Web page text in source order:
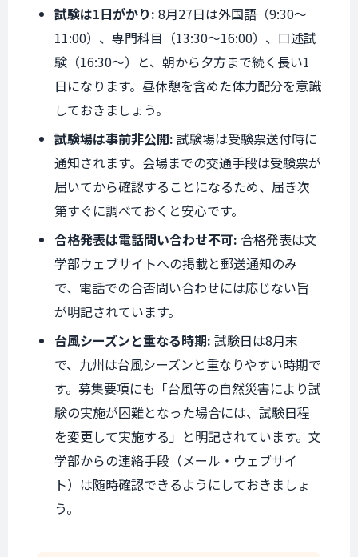
試験は1日がかり: 8月27日は外国語（9:30〜
11:00）、専門科目（13:30〜16:00）、口述試
験（16:30〜）と、朝から夕方まで続く長い1
日になります。昼休憩を含めた体力配分を意識
しておきましょう。
試験場は事前非公開: 試験場は受験票送付時に
通知されます。会場までの交通手段は受験票が
届いてから確認することになるため、届き次
第すぐに調べておくと安心です。
合格発表は電話問い合わせ不可: 合格発表は文
学部ウェブサイトへの掲載と郵送通知のみ
で、電話での合否問い合わせには応じない旨
が明記されています。
台風シーズンと重なる時期: 試験日は8月末
で、九州は台風シーズンと重なりやすい時期で
す。募集要項にも「台風等の自然災害により試
験の実施が困難となった場合には、試験日程
を変更して実施する」と明記されています。文
学部からの連絡手段（メール・ウェブサイ
ト）は随時確認できるようにしておきましょ
う。